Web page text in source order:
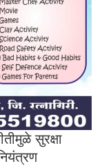
सुरक्षा